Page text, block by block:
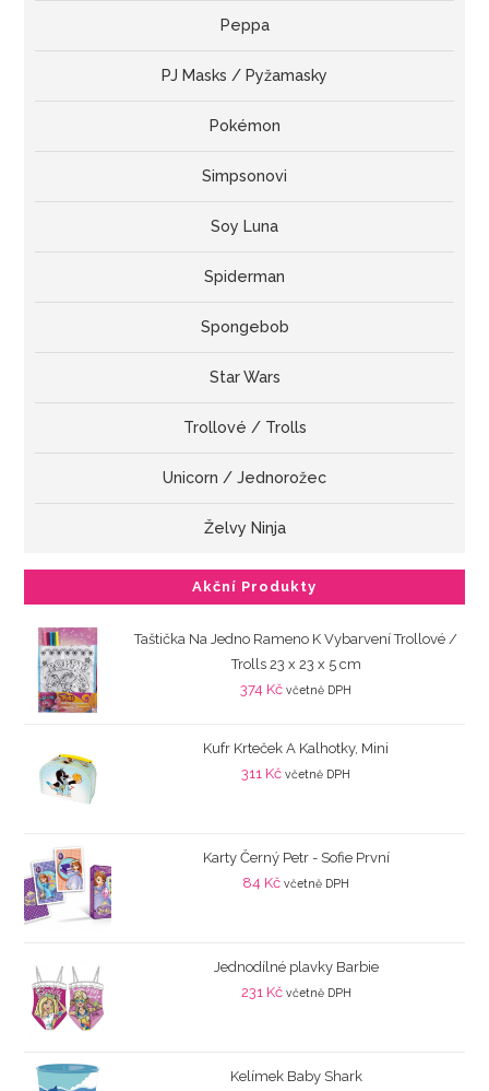
Peppa
PJ Masks / Pyžamasky
Pokémon
Simpsonovi
Soy Luna
Spiderman
Spongebob
Star Wars
Trollové / Trolls
Unicorn / Jednorožec
Želvy Ninja
Akční Produkty
Taštička Na Jedno Rameno K Vybarvení Trollové /
Trolls 23 x 23 x 5 cm
374 Kč včetně DPH
Kufr Krteček A Kalhotky, Mini
311 Kč včetně DPH
Karty Černý Petr - Sofie První
84 Kč včetně DPH
Jednodílné plavky Barbie
231 Kč včetně DPH
Kelímek Baby Shark